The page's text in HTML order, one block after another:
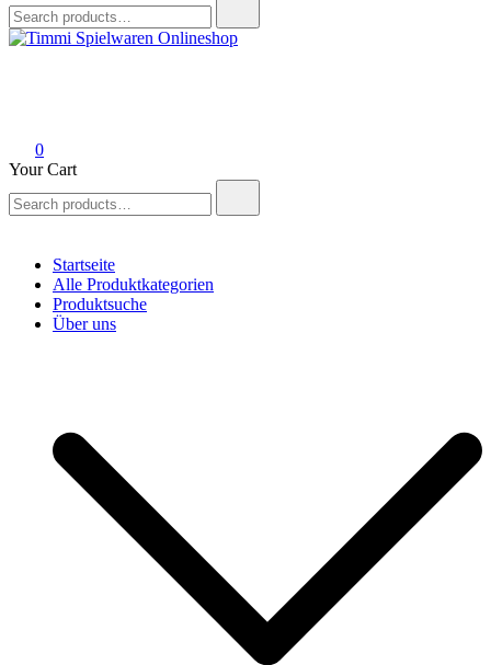
for:
0
Your Cart
for:
Startseite
Alle Produktkategorien
Produktsuche
Über uns